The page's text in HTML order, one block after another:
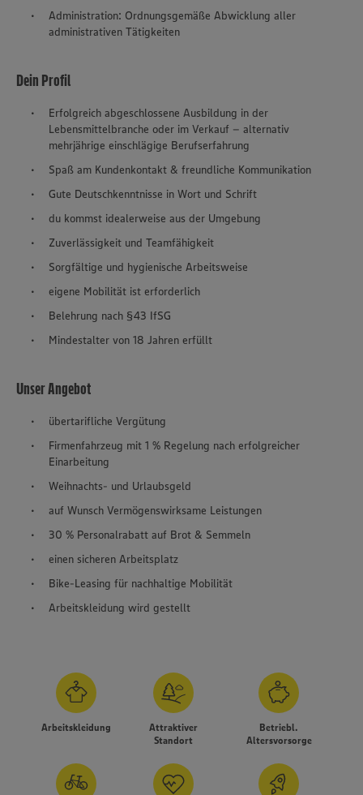
Administration: Ordnungsgemäße Abwicklung aller
administrativen Tätigkeiten
Dein Profil
Erfolgreich abgeschlossene Ausbildung in der
Lebensmittelbranche oder im Verkauf – alternativ
mehrjährige einschlägige Berufserfahrung
Spaß am Kundenkontakt & freundliche Kommunikation
Gute Deutschkenntnisse in Wort und Schrift
du kommst idealerweise aus der Umgebung
Zuverlässigkeit und Teamfähigkeit
Sorgfältige und hygienische Arbeitsweise
eigene Mobilität ist erforderlich
Belehrung nach §43 IfSG
Mindestalter von 18 Jahren erfüllt
Unser Angebot
übertarifliche Vergütung
Firmenfahrzeug mit 1 % Regelung nach erfolgreicher
Einarbeitung
Weihnachts- und Urlaubsgeld
auf Wunsch Vermögenswirksame Leistungen
30 % Personalrabatt auf Brot & Semmeln
einen sicheren Arbeitsplatz
Bike-Leasing für nachhaltige Mobilität
Arbeitskleidung wird gestellt
Arbeitskleidung
Attraktiver
Standort
Betriebl.
Altersvorsorge